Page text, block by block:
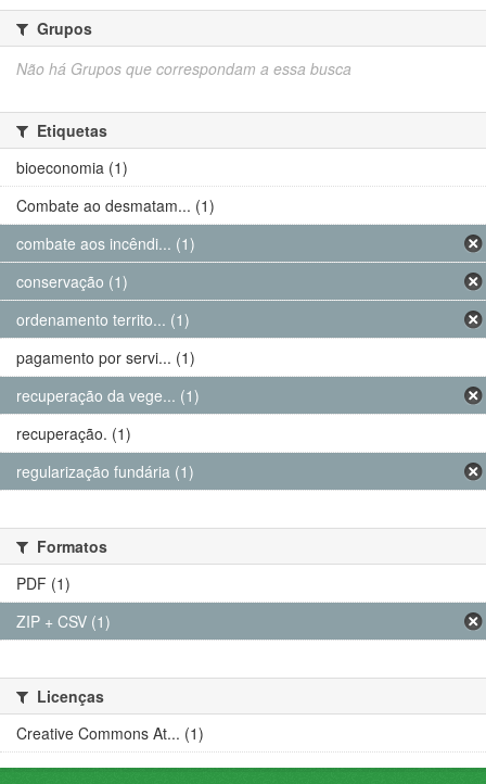
Grupos
Não há Grupos que correspondam a essa busca
Etiquetas
bioeconomia (1)
Combate ao desmatam... (1)
combate aos incêndi... (1)
conservação (1)
ordenamento territo... (1)
pagamento por servi... (1)
recuperação da vege... (1)
recuperação. (1)
regularização fundária (1)
Formatos
PDF (1)
ZIP + CSV (1)
Licenças
Creative Commons At... (1)